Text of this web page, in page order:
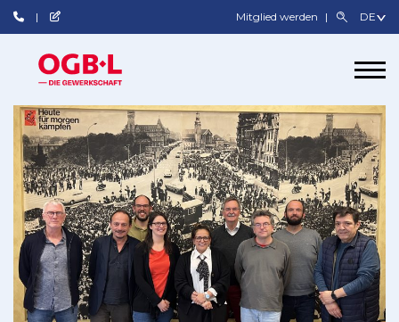
Mitglied werden